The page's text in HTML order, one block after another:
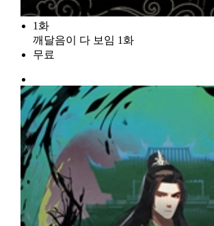
1화
깨달음이 다 보임 1화
무료